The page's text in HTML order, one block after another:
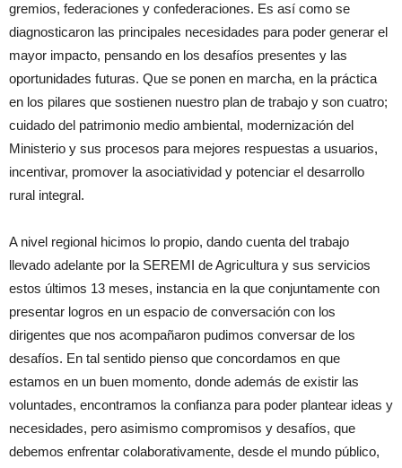
gremios, federaciones y confederaciones. Es así como se
diagnosticaron las principales necesidades para poder generar el
mayor impacto, pensando en los desafíos presentes y las
oportunidades futuras. Que se ponen en marcha, en la práctica
en los pilares que sostienen nuestro plan de trabajo y son cuatro;
cuidado del patrimonio medio ambiental, modernización del
Ministerio y sus procesos para mejores respuestas a usuarios,
incentivar, promover la asociatividad y potenciar el desarrollo
rural integral.
A nivel regional hicimos lo propio, dando cuenta del trabajo
llevado adelante por la SEREMI de Agricultura y sus servicios
estos últimos 13 meses, instancia en la que conjuntamente con
presentar logros en un espacio de conversación con los
dirigentes que nos acompañaron pudimos conversar de los
desafíos. En tal sentido pienso que concordamos en que
estamos en un buen momento, donde además de existir las
voluntades, encontramos la confianza para poder plantear ideas y
necesidades, pero asimismo compromisos y desafíos, que
debemos enfrentar colaborativamente, desde el mundo público,